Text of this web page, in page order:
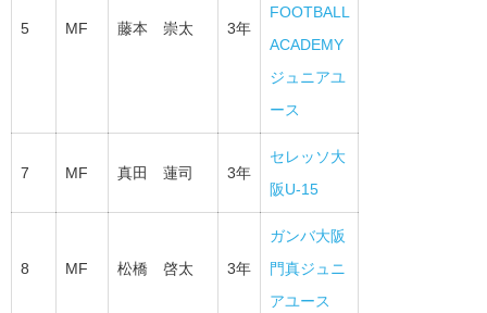
5 MF 藤本 崇太 3年
FOOTBALL
ACADEMY
ジュニアユ
ース
7 MF 真田 蓮司 3年
セレッソ大
阪U-15
8 MF 松橋 啓太 3年
ガンバ大阪
門真ジュニ
アユース